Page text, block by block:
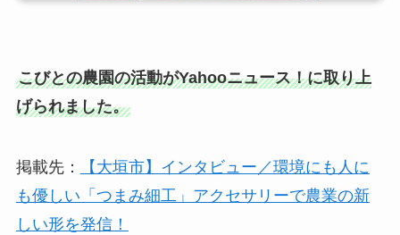
こびとの農園の活動がYahooニュース！に取り上
げられました。
掲載先：
【大垣市】インタビュー／環境にも人に
も優しい「つまみ細工」アクセサリーで農業の新
しい形を発信！